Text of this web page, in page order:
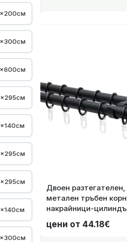
Двоен
метален тръбен
накрайници-
340см. цвят черен,
цени от 44.18€
Кукички с
Кукички с халки